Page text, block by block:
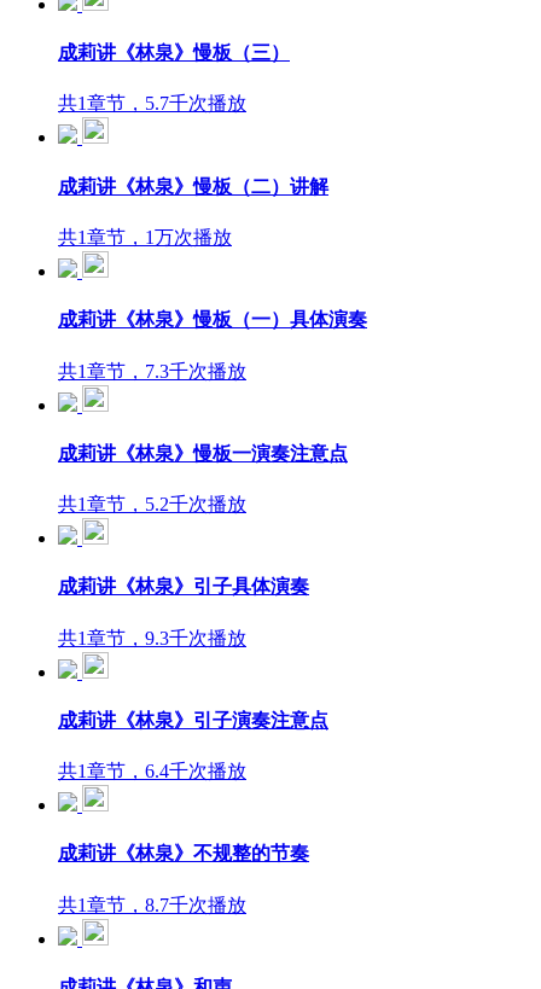
成莉讲《林泉》慢板（三）
共1章节，5.7千次播放
成莉讲《林泉》慢板（二）讲解
共1章节，1万次播放
成莉讲《林泉》慢板（一）具体演奏
共1章节，7.3千次播放
成莉讲《林泉》慢板一演奏注意点
共1章节，5.2千次播放
成莉讲《林泉》引子具体演奏
共1章节，9.3千次播放
成莉讲《林泉》引子演奏注意点
共1章节，6.4千次播放
成莉讲《林泉》不规整的节奏
共1章节，8.7千次播放